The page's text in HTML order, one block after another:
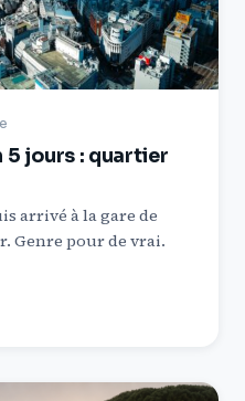
5 jours : quartier
arrivé à la gare de
Genre pour de vrai.